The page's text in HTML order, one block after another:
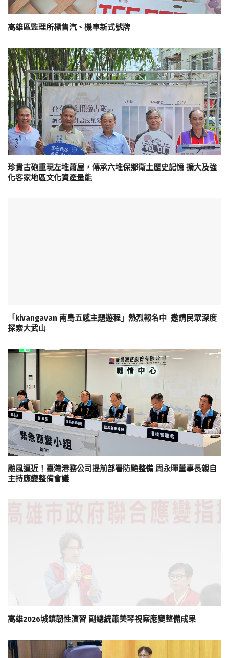
高雄區監理所標售汽、機車新式號牌
珍貴古砲重現左堆蕭屋，傳承六堆保鄉衛土歷史記憶 擴大及強
化客家地區文化資產量能
「kivangavan 南島五感主題遊程」熱烈報名中 邀請民眾深度
探索大武山
颱風逼近！臺灣港務公司提前部署防颱整備 周永暉董事長親自
主持應變整備會議
高雄2026城鎮韌性演習 副總統蕭美琴視察應變整備成果